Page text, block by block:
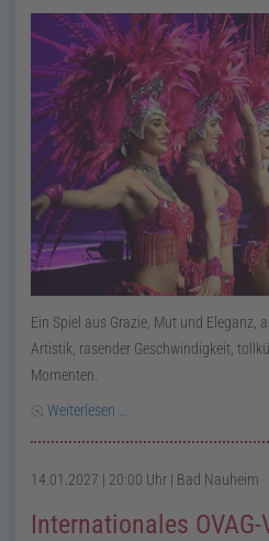
Ein Spiel aus Grazie, Mut und Eleganz,
Artistik, rasender Geschwindigkeit,
Momenten.
Weiterlesen …
14.01.2027 | 20:00 Uhr | Bad Nauheim
Internationales